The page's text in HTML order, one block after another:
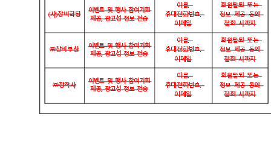
이름,
휴대전화번호,
이메일
회원탈퇴 또는
정보 제공 동의
철회 시까지
이벤트 및 행사 참여기회
제공, 광고성 정보 전송
(사)창비학당
㈜창비부산
㈜창작사
이름,
휴대전화번호,
이메일
회원탈퇴 또는
정보 제공 동의
철회 시까지
이벤트 및 행사 참여기회
제공, 광고성 정보 전송
이름,
휴대전화번호,
이메일
회원탈퇴 또는
정보 제공 동의
철회 시까지
이벤트 및 행사 참여기회
제공, 광고성 정보 전송